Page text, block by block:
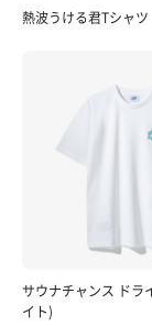
熱波うける君Tシャツ
サウナチャンス ドラ
イト)